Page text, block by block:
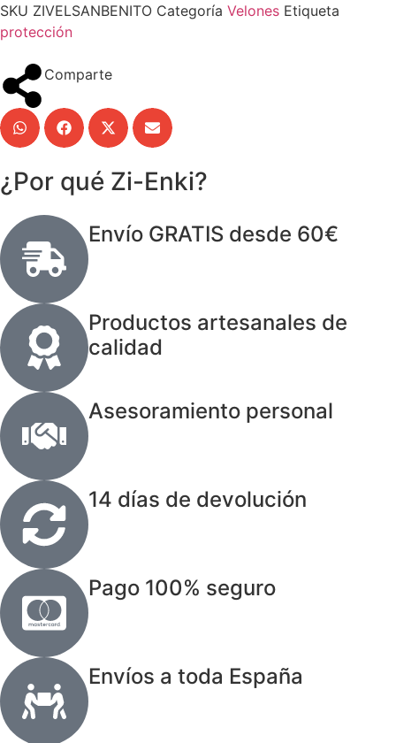
SKU ZIVELSANBENITO Categoría Velones Etiqueta
protección
Comparte
¿Por qué Zi-Enki?
Envío GRATIS desde 60€
Productos artesanales de
calidad
Asesoramiento personal
14 días de devolución
Pago 100% seguro
Envíos a toda España